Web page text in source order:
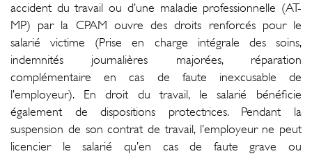
accident du travail ou d’une maladie professionnelle (AT-
MP) par la CPAM ouvre des droits renforcés pour le
salarié victime (Prise en charge intégrale des soins,
indemnités journalières majorées, réparation
complémentaire en cas de faute inexcusable de
l’employeur). En droit du travail, le salarié bénéficie
également de dispositions protectrices. Pendant la
suspension de son contrat de travail, l’employeur ne peut
licencier le salarié qu’en cas de faute grave ou